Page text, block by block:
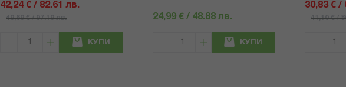
42,24 € / 82.61 лв.
49,69 € / 97.19 лв.
КУПИ
24,99 € / 48.88 лв.
КУПИ
30,83 € /
41,10 € /